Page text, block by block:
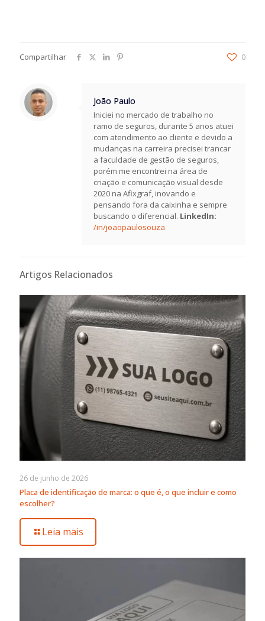
Compartilhar 0
João Paulo
Iniciei no mercado de trabalho no
ramo de seguros, durante 5 anos atuei
com atendimento ao cliente e devido a
mudanças na carreira precisei trancar
a faculdade de gestão de seguros,
porém me encontrei na área de
criação e comunicação visual desde
2020 na Afixgraf, inovando e
pensando fora da caixinha e sempre
buscando o diferencial. LinkedIn:
/in/joaopaulosouza
Artigos Relacionados
26 de junho de 2026
Placa de identificação de marca: o que é, o que incluir e como
escolher?
Leia mais